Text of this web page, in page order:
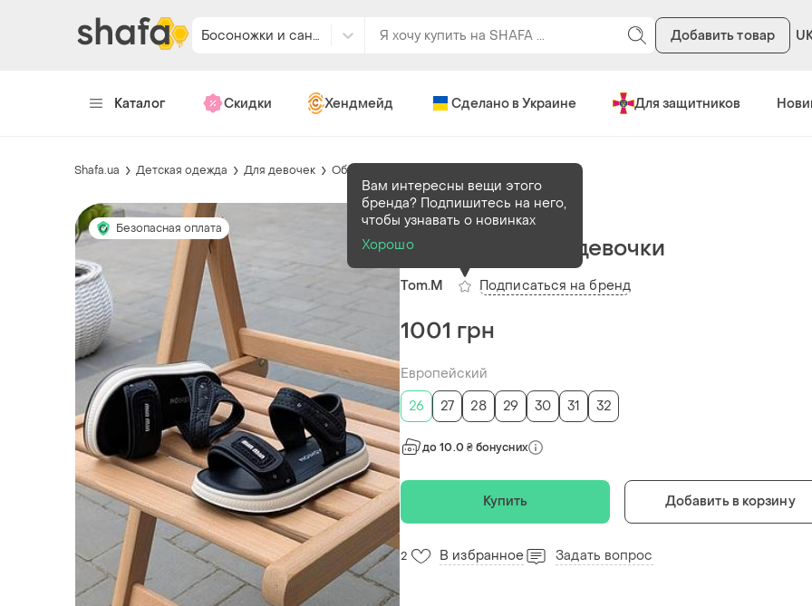
Босоножки и сандали Добавить товар
Каталог Скидки Хендмейд Сделано в Украине Для защитников
Shafa.ua Детская одежда Для девочек Обувь
Безопасная оплата
В наличии6 шт
Босоножки для девочки
Tom.M
Вам интересны вещи этого
бренда? Подпишитесь на него,
чтобы узнавать о новинках
Хорошо
Подписаться на бренд
1001 грн
Европейский
26
27 28 29 30 31 32
до 10.0 ₴ бонусних
Купить Добавить в корзину
2 В избранное Задать вопрос